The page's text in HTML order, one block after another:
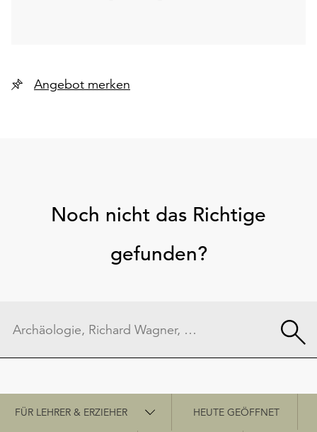
Angebot merken
Noch nicht das Richtige
gefunden?
Schnellzugriff
FÜR LEHRER & ERZIEHER HEUTE GEÖFFNET